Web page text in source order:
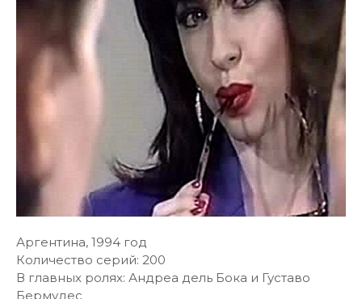
Аргентина, 1994 год
Количество серий: 200
В главных ролях: Андреа дель Бока и Густаво
Бермудес